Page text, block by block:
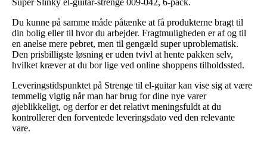
Du kunne på samme måde påtænke at få produkterne bragt til
din bolig eller til hvor du arbejder. Fragtmuligheden er af og til
en anelse mere pebret, men til gengæld super uproblematisk.
Den prisbilligste løsning er uden tvivl at hente pakken selv,
hvilket kræver at du bor lige ved online shoppens tilholdssted.
Leveringstidspunktet på Strenge til el-guitar kan vise sig at være
temmelig vigtig når man har brug for dine nye varer
øjeblikkeligt, og derfor er det relativt meningsfuldt at du
kontrollerer den forventede leveringsdato ved den relevante
vare.